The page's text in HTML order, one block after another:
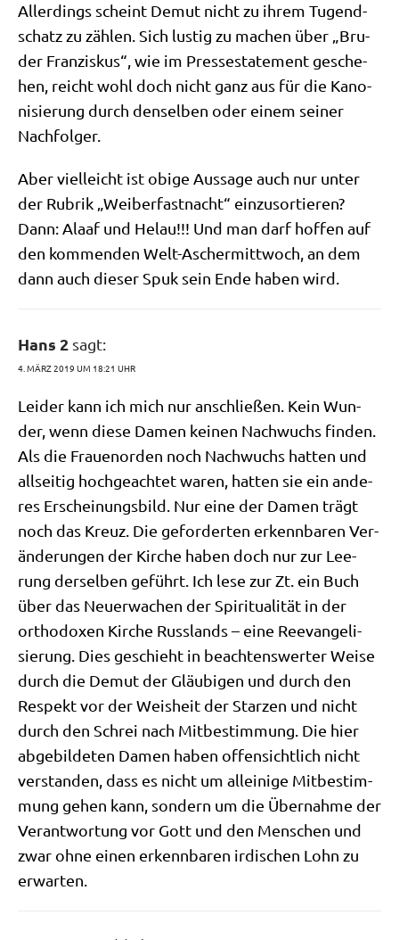
Aller­dings scheint Demut nicht zu ihrem Tugend­
schatz zu zäh­len. Sich lustig zu machen über „Bru­
der Fran­zis­kus“, wie im Pres­se­state­ment gesche­
hen, reicht wohl doch nicht ganz aus für die Kano­
ni­sie­rung durch den­sel­ben oder einem sei­ner
Nachfolger.
Aber viel­leicht ist obi­ge Aus­sa­ge auch nur unter
der Rubrik „Wei­ber­fast­nacht“ ein­zu­sor­tie­ren?
Dann: Alaaf und Hel­au!!! Und man darf hof­fen auf
den kom­men­den Welt-Ascher­mitt­woch, an dem
dann auch die­ser Spuk sein Ende haben wird.
Hans 2 sagt:
4. MÄRZ 2019 UM 18:21 UHR
Lei­der kann ich mich nur anschlie­ßen. Kein Wun­
der, wenn die­se Damen kei­nen Nach­wuchs fin­den.
Als die Frau­en­or­den noch Nach­wuchs hat­ten und
all­sei­tig hoch­ge­ach­tet waren, hat­ten sie ein ande­
res Erschei­nungs­bild. Nur eine der Damen trägt
noch das Kreuz. Die gefor­der­ten erkenn­ba­ren Ver­
än­de­run­gen der Kir­che haben doch nur zur Lee­
rung der­sel­ben geführt. Ich lese zur Zt. ein Buch
über das Neu­erwa­chen der Spi­ri­tua­li­tät in der
ortho­do­xen Kir­che Russ­lands – eine Ree­van­ge­li­
sie­rung. Dies geschieht in beach­tens­wer­ter Wei­se
durch die Demut der Gläu­bi­gen und durch den
Respekt vor der Weis­heit der Star­zen und nicht
durch den Schrei nach Mit­be­stim­mung. Die hier
abge­bil­de­ten Damen haben offen­sicht­lich nicht
ver­stan­den, dass es nicht um allei­ni­ge Mit­be­stim­
mung gehen kann, son­dern um die Über­nah­me der
Ver­ant­wor­tung vor Gott und den Men­schen und
zwar ohne einen erkenn­ba­ren irdi­schen Lohn zu
erwarten.